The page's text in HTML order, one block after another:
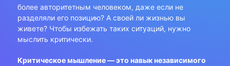
более авторитетным человеком, даже если не
разделяли его позицию? А своей ли жизнью вы
живете? Чтобы избежать таких ситуаций, нужно
мыслить критически.
Критическое мышление — это навык независимого